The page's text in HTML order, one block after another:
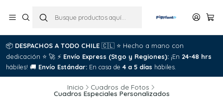
📦 DESPACHOS A TODO CHILE 🇨🇱 ⭐ Hecho a mano con
dedicación ⭐ 🚀 ⚡ Envío Express (Stgo y Regiones): ¡En 24-48 hrs
hábiles! 🚚 Envío Estándar: En casa de 4 a 5 días hábiles.
Inicio Cuadros de Fotos
Cuadros Especiales Personalizados